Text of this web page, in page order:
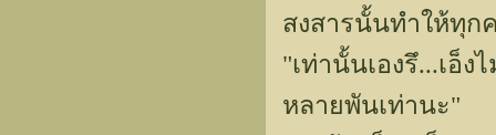
สงสารนั้นทำให้ทุก
"เท่านั้นเองรึ...เอ็
หลายพันเท่านะ"